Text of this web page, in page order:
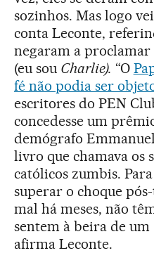
sozinhos. Mas logo
conta Leconte,
negaram a
(eu sou Charlie). “O
fé não podia ser
escritores do PEN
concedesse um
demógrafo
livro que chamava os
católicos zumbis.
superar o choque
mal há meses, não
sentem à beira de um
afirma Leconte.